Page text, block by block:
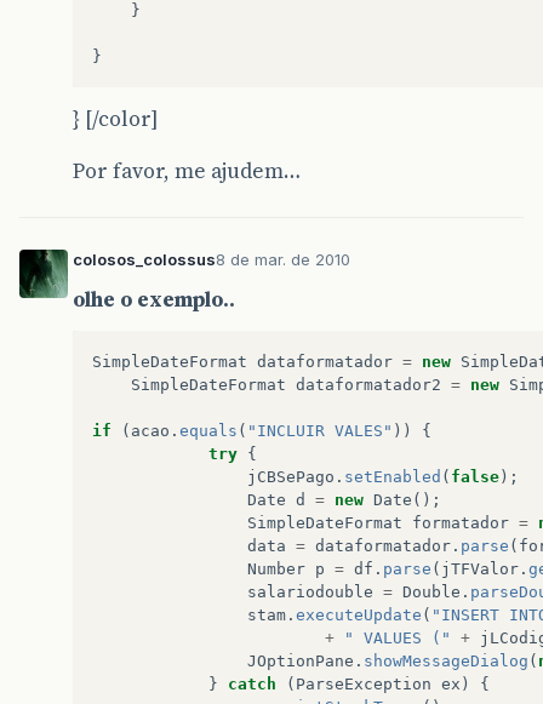
}
}
} [/color]
Por favor, me ajudem…
colosos_colossus8 de mar. de 2010
olhe o exemplo..
SimpleDateFormat dataformatador = new
SimpleDateFormat dataformatador2 = new
if ( acao . equals ( "INCLUIR VALES" ))
{
try {
jCBSePago . setEnabled ( false);
Date d = new Date ();
SimpleDateFormat
formatador =
data = dataformatador . parse (
Number p = df . parse ( jTFValor .
salariodouble = Double .
stam . executeUpdate ( "INSERT
+
" VALUES (" +
JOptionPane . showMessageDialog (
}
catch ( ParseException ex )
{